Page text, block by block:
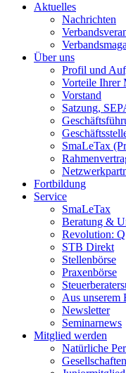
Aktuelles
Nachrichten
Über uns
Profil und
Vorteile Ihrer
Vorstand
Satzung,
SmaLeTax
Fortbildung
Service
SmaLeTax
Beratung &
Revolution: Q
STB Direkt
Stellenbörse
Praxenbörse
Aus unserem
Newsletter
Seminarnews
Mitglied werden
Natürliche
Gesellschaften